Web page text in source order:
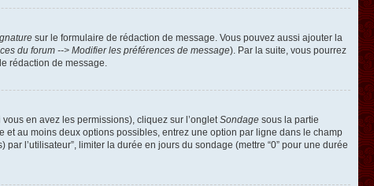
sur le formulaire de rédaction de message. Vous pouvez aussi ajouter la
du forum --> Modifier les préférences de message). Par la suite, vous pourrez
rédaction de message.
en avez les permissions), cliquez sur l’onglet Sondage sous la partie
au moins deux options possibles, entrez une option par ligne dans le champ
l’utilisateur”, limiter la durée en jours du sondage (mettre “0” pour une durée